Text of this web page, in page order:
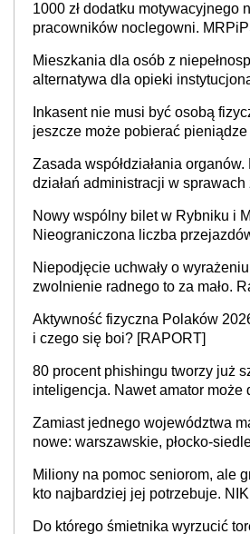
cały kraj
1000 zł dodatku motywacyjnego
pracowników noclegowni.
Mieszkania dla osób z
alternatywa dla opieki
Inkasent nie musi być osobą
jeszcze może pobierać pieniądze
Zasada współdziałania
działań administracji w sprawach
Nowy wspólny bilet w Rybniku i
Nieograniczona liczba
Niepodjęcie uchwały o
zwolnienie radnego to za mało.
sprawy
Aktywność fizyczna Polaków
i czego się boi? [RAPORT]
80 procent phishingu tworzy już
inteligencja. Nawet amator może
Zamiast jednego województwa
nowe: warszawskie, płocko-
stołecznych
Miliony na pomoc seniorom, ale
kto najbardziej jej potrzebuje.
Do którego śmietnika wyrzucić